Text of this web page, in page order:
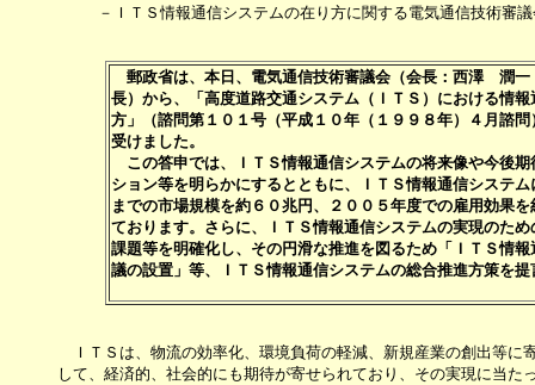
－ＩＴＳ情報通信システムの在り方に関する電気通信技術審議
郵政省は、本日、電気通信技術審議会（会長：西澤　
長）から、「高度道路交通システム（ＩＴＳ）における情
方」（諮問第１０１号（平成１０年（１９９８年）４月諮
受けまし
この答申では、ＩＴＳ情報通信システムの将来像や今後
ション等を明らかにするとともに、ＩＴＳ情報通信システ
までの市場規模を約６０兆円、２００５年度での雇用効果
ております。さらに、ＩＴＳ情報通信システムの実現のた
課題等を明確化し、その円滑な推進を図るため「ＩＴＳ情
ＩＴＳは、物流の効率化、環境負荷の軽減、新規産業の創出等に
して、経済的、社会的にも期待が寄せられており、その実現に当た